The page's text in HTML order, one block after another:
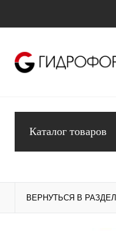
Каталог товаров
ВЕРНУТЬСЯ В РАЗДЕЛ